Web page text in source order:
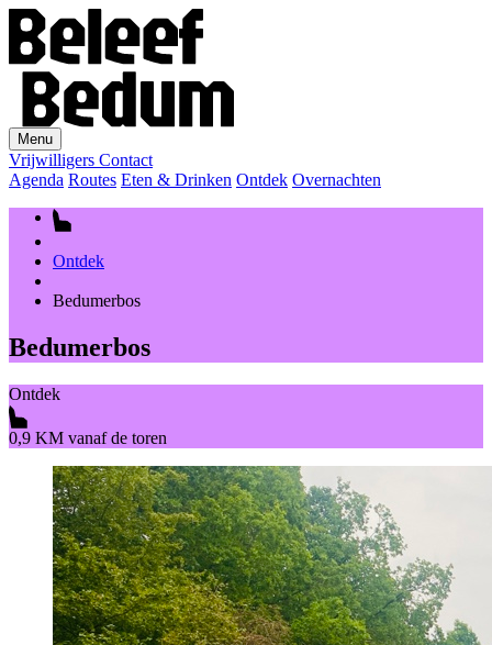
Menu
Vrijwilligers Contact
Agenda Routes Eten & Drinken Ontdek Overnachten
Ontdek
Bedumerbos
Bedumerbos
Ontdek
0,9 KM vanaf de toren